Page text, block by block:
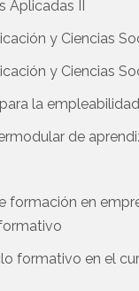
Aplicadas II
y Ciencias
y Ciencias
la empleabilidad
de
formación en
formativo en el